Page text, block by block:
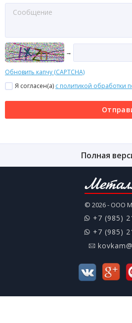
→
Обновить капчу (CAPTCHA)
Я согласен(a) с политикой обработки
Полная
© 2026 - ООО
+7 (985)
+7 (985)